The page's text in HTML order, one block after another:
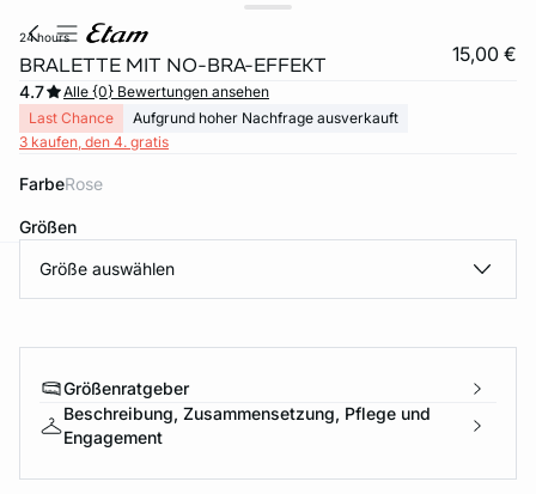
24 hours
BRALETTE MIT NO-BRA-EFFEKT 15,00 €
4.7
Alle {0} Bewertungen ansehen
Last Chance
Aufgrund hoher Nachfrage ausverkauft
3 kaufen, den 4. gratis
Farbe rose
Größen
Größe auswählen
Größenratgeber
Beschreibung, Zusammensetzung, Pflege und
Engagement